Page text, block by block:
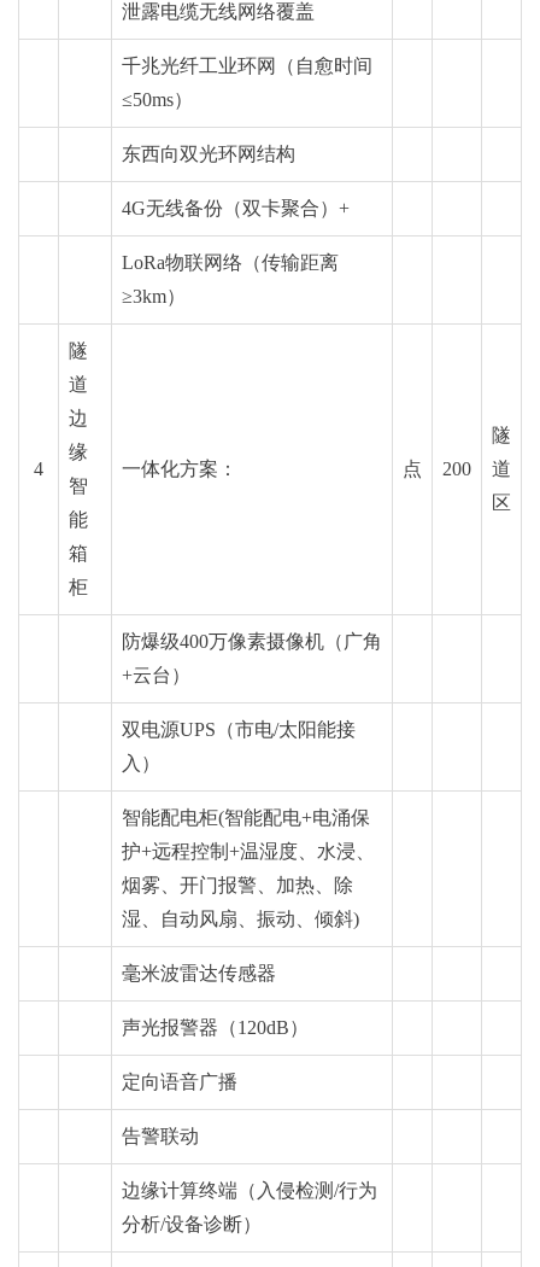
泄露电缆无线网络覆盖
千兆光纤工业环网（自愈时间
≤50ms）
东西向双光环网结构
4G无线备份（双卡聚合）+
LoRa物联网络 （传输距离
≥3km）
4
隧
道
边
缘
智
能
箱
柜
一体化方案： 点 200
隧
道
区
防爆级400万像素摄像机（广角
+云台）
双电源UPS（市电/太阳能接
入）
智能配电柜(智能配电+电涌保
护+远程控制+温湿度、水浸、
烟雾、开门报警、加热、除
湿、自动风扇、振动、倾斜)
毫米波雷达传感器
声光报警器（120dB）
定向语音广播
告警联动
边缘计算终端（入侵检测/行为
分析/设备诊断）